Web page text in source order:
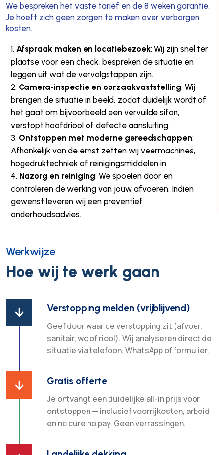
We bespreken het vaste tarief en de 8 weken garantie.
Je hoeft zich geen zorgen te maken over verborgen
kosten.
Afspraak maken en locatiebezoek: Wij zijn snel ter
plaatse voor een check, bespreken de situatie en
leggen uit wat de vervolgstappen zijn.
Camera-inspectie en oorzaakvaststelling: Wij
brengen de situatie in beeld, zodat duidelijk wordt of
het gaat om bijvoorbeeld een vervuilde sifon,
verstopt hoofdriool of defecte aansluiting.
Ontstoppen met moderne gereedschappen:
Afhankelijk van de ernst zetten wij veermachines,
hogedruktechniek of reinigingsmiddelen in.
Nazorg en reiniging: We spoelen door en
controleren de werking van jouw afvoeren. Indien
gewenst leveren wij een preventief
onderhoudsadvies.
Werkwijze
Hoe wij te werk gaan
 Verstopping melden (vrijblijvend)
Geef door waar de verstopping zit (afvoer,
sanitair, wc of riool). Wij analyseren direct de
situatie via telefoon, WhatsApp of formulier.
 Gratis offerte
Je ontvangt een duidelijke all-in prijs voor
ontstoppen — inclusief voorrijkosten, arbeid
en no cure no pay. Geen verrassingen.